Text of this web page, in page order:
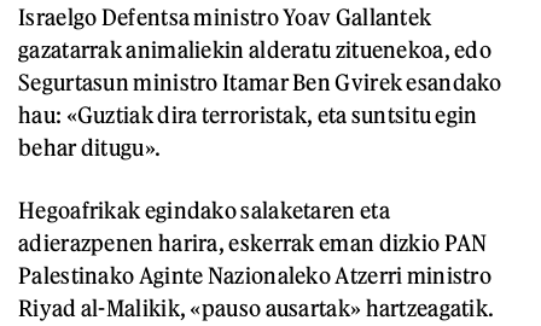
Israelgo Defentsa ministro Yoav Gallantek
gazatarrak animaliekin alderatu zituenekoa, edo
Segurtasun ministro Itamar Ben Gvirek esandako
hau: «Guztiak dira terroristak, eta suntsitu egin
behar ditugu».
Hegoafrikak egindako salaketaren eta
adierazpenen harira, eskerrak eman dizkio PAN
Palestinako Aginte Nazionaleko Atzerri ministro
Riyad al-Malikik, «pauso ausartak» hartzeagatik.